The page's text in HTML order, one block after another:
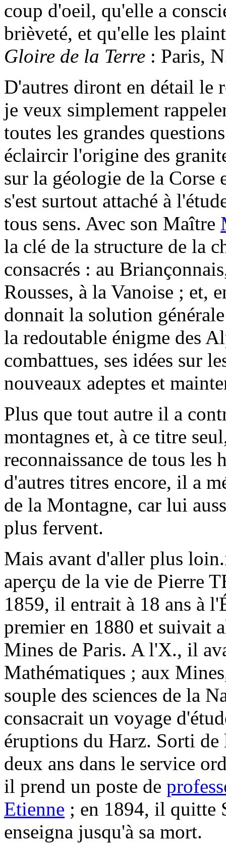
coup d'oeil, qu'elle a
brièveté, et qu'elle les
Gloire de la Terre : Paris,
D'autres diront en détail le
je veux simplement
toutes les grandes
éclaircir l'origine des
sur la géologie de la
s'est surtout attaché à
tous sens. Avec son Maître
la clé de la structure de la
consacrés : au
Rousses, à la Vanoise ; et,
donnait la solution
la redoutable énigme des
combattues, ses idées sur
nouveaux adeptes et
Plus que tout autre il a
montagnes et, à ce titre
reconnaissance de tous les
d'autres titres encore, il a
de la Montagne, car lui
plus fervent.
Mais avant d'aller plus
aperçu de la vie de Pierre
1859, il entrait à 18 ans à
premier en 1880 et suivait
Mines de Paris. A l'X., il
Mathématiques ; aux
souple des sciences de la
consacrait un voyage
éruptions du Harz. Sorti
deux ans dans le service
il prend un poste de
Etienne ; en 1894, il quitte
enseigna jusqu'à sa mort.